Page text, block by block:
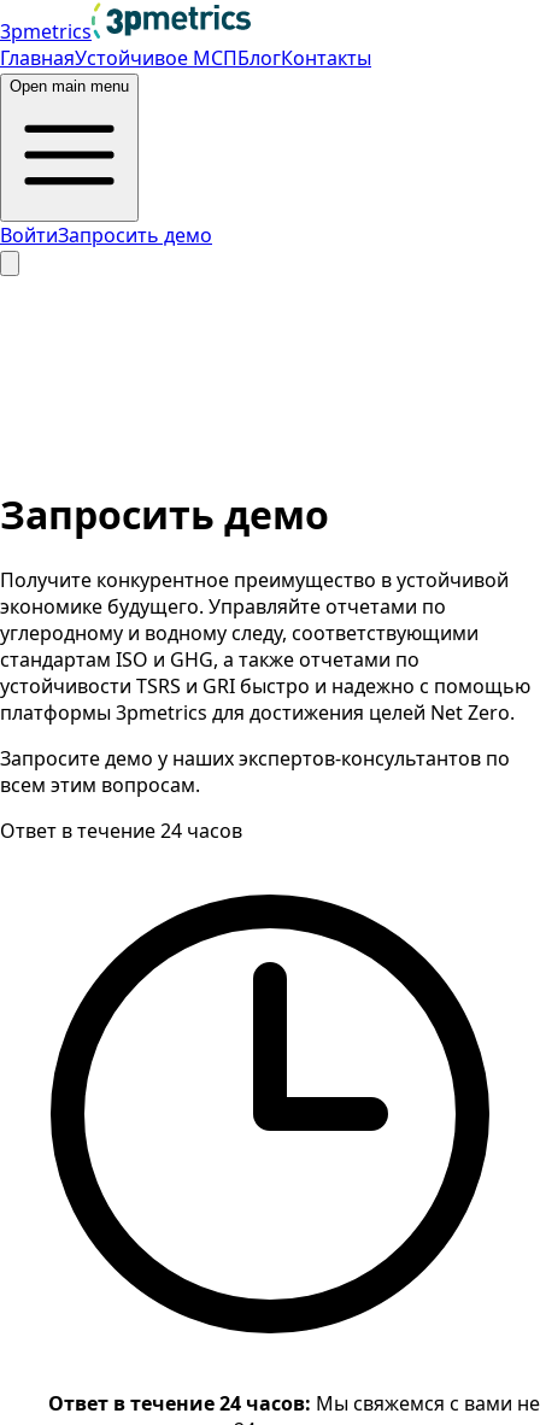
3pmetrics
ГлавнаяУстойчивое МСПБлогКонтакты
Open main menu
ВойтиЗапросить демо
Запросить демо
Получите конкурентное преимущество в устойчивой
экономике будущего. Управляйте отчетами по
углеродному и водному следу, соответствующими
стандартам ISO и GHG, а также отчетами по
устойчивости TSRS и GRI быстро и надежно с помощью
платформы 3pmetrics для достижения целей Net Zero.
Запросите демо у наших экспертов-консультантов по
всем этим вопросам.
Ответ в течение 24 часов
Ответ в течение 24 часов: Мы свяжемся с вами не